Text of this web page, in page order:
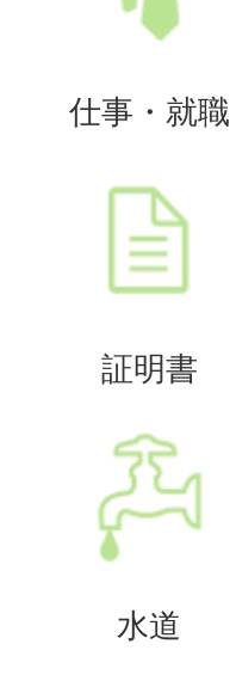
仕事・就職
証明書
水道